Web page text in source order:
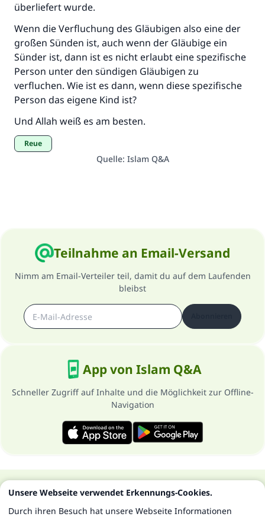
überliefert wurde.
Wenn die Verfluchung des Gläubigen also eine der
großen Sünden ist, auch wenn der Gläubige ein
Sünder ist, dann ist es nicht erlaubt eine spezifische
Person unter den sündigen Gläubigen zu
verfluchen. Wie ist es dann, wenn diese spezifische
Person das eigene Kind ist?
Und Allah weiß es am besten.
Reue
Quelle: Islam Q&A
Teilnahme an Email-Versand
Nimm am Email-Verteiler teil, damit du auf dem Laufenden
bleibst
App von Islam Q&A
Schneller Zugriff auf Inhalte und die Möglichkeit zur Offline-
Navigation
Über die SeiteDatenschutzrichtlinien
Alle Rechte vorbehalten - Islam Q&A 1997-2025 ©
Unsere Webseite verwendet Erkennungs-Cookies.
Durch ihren Besuch hat unsere Webseite Informationen